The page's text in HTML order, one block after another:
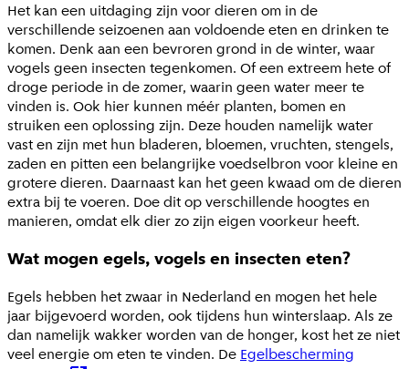
Het kan een uitdaging zijn voor dieren om in de
verschillende seizoenen aan voldoende eten en drinken te
komen. Denk aan een bevroren grond in de winter, waar
vogels geen insecten tegenkomen. Of een extreem hete of
droge periode in de zomer, waarin geen water meer te
vinden is. Ook hier kunnen méér planten, bomen en
struiken een oplossing zijn. Deze houden namelijk water
vast en zijn met hun bladeren, bloemen, vruchten, stengels,
zaden en pitten een belangrijke voedselbron voor kleine en
grotere dieren. Daarnaast kan het geen kwaad om de dieren
extra bij te voeren. Doe dit op verschillende hoogtes en
manieren, omdat elk dier zo zijn eigen voorkeur heeft.
Wat mogen egels, vogels en insecten eten?
Egels hebben het zwaar in Nederland en mogen het hele
jaar bijgevoerd worden, ook tijdens hun winterslaap. Als ze
dan namelijk wakker worden van de honger, kost het ze niet
veel energie om eten te vinden. De Egelbescherming